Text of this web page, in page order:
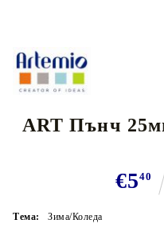
ART Пънч
€540
Тема: Зима/Коледа